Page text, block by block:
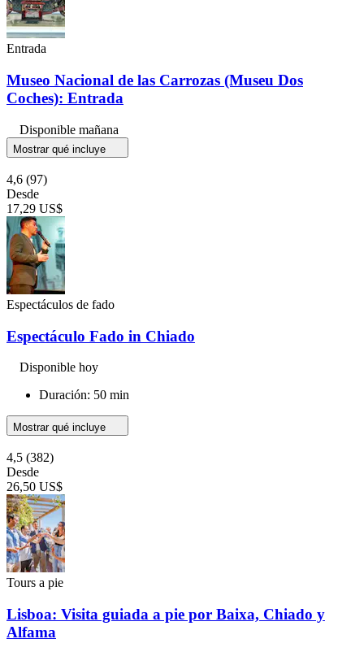
Entrada
Museo Nacional de las Carrozas (Museu Dos
Coches): Entrada
Disponible mañana
Mostrar qué incluye
4,6 (97)
Desde
17,29 US$
Espectáculos de fado
Espectáculo Fado in Chiado
Disponible hoy
Duración: 50 min
Mostrar qué incluye
4,5 (382)
Desde
26,50 US$
Tours a pie
Lisboa: Visita guiada a pie por Baixa, Chiado y
Alfama